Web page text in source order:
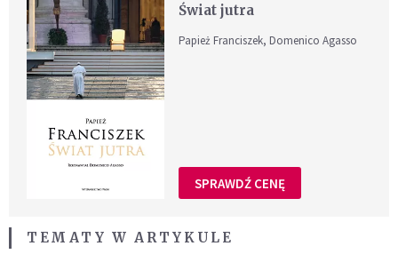
Świat jutra
Papież Franciszek, Domenico Agasso
SPRAWDŹ CENĘ
TEMATY W ARTYKULE